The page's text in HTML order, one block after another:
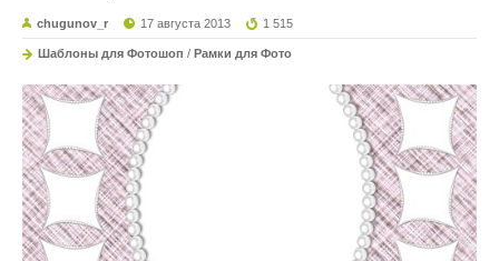
chugunov_r 17 августа 2013 1 515
Шаблоны для Фотошоп / Рамки для Фото